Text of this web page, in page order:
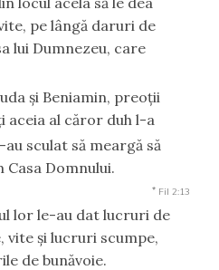
pe lângă daruri de
lui Dumnezeu, care
şi Beniamin, preoţii
aceia al căror duh l-a
sculat să meargă să
Casa Domnului.
* Fil 2:13
lor le-au dat lucruri de
vite şi lucruri scumpe,
de bunăvoie.